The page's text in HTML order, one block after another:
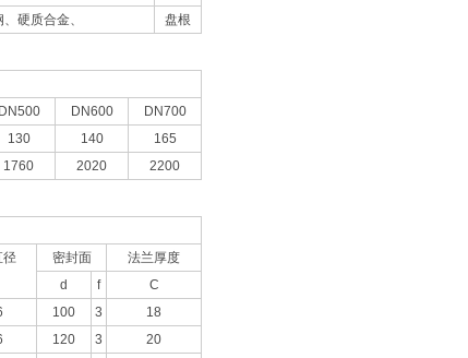
硬质合金、 盘根
DN500 DN600
DN700
130 140
165
1760 2020 2200
径 密封面
法兰厚度
d f
C
100 3
18
120 3
20